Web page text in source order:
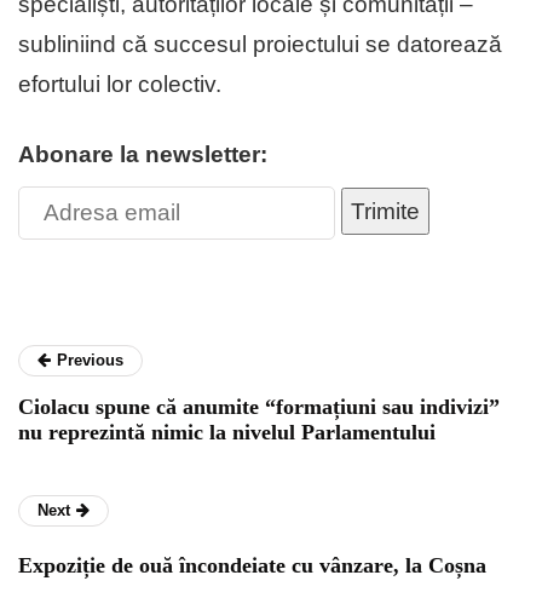
subliniind că succesul proiectului se datorează
efortului lor colectiv.
Abonare la newsletter:
Trimite
Previous
Ciolacu spune că anumite “formațiuni sau indivizi”
nu reprezintă nimic la nivelul Parlamentului
Next
Expoziție de ouă încondeiate cu vânzare, la Coșna